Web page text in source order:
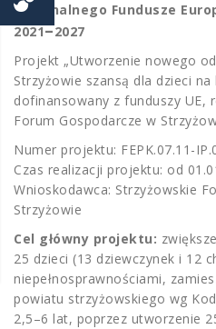
regionalnego Fundusze
2021–2027
Projekt „Utworzenie nowego
Strzyżowie szansą dla dzieci
dofinansowany z funduszy UE,
Forum Gospodarcze w
Numer projektu: FEPK.07.11-
Czas realizacji projektu: od
Wnioskodawca: Strzyżowskie
Strzyżowie
Cel główny projektu:
25 dzieci (13 dziewczynek i 12
niepełnosprawnościami,
powiatu strzyżowskiego wg
2,5–6 lat, poprzez utworzenie